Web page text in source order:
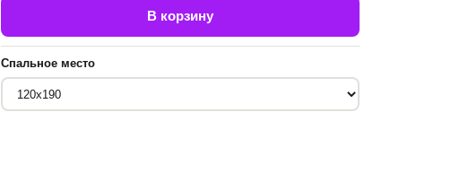
В корзину
Спальное место